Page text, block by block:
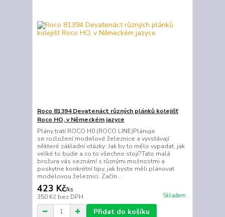
Roco 81394 Devatenáct různých plánků kolejišť
Roco HO, v Německém jazyce
Plány tratí ROCO H0 (ROCO LINE)Plánuje
se rozložení modelové železnice a vyvstávají
některé základní otázky: Jak by to mělo vypadat, jak
velké to bude a co to všechno stojí?Tato malá
brožura vás seznámí s různými možnostmi a
poskytne konkrétní tipy, jak byste měli plánovat
modelovou železnici. Začín...
423 Kč/ks
350 Kč bez DPH Skladem
Přidat do košíku